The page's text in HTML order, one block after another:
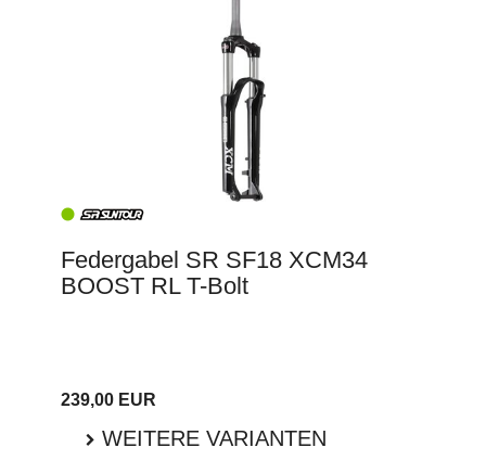
Federgabel SR SF18 XCM34
BOOST RL T-Bolt
239,00 EUR
WEITERE VARIANTEN